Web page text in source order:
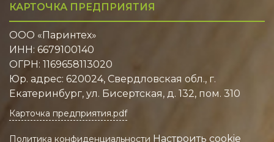
КАРТОЧКА ПРЕДПРИЯТИЯ
ООО «Паринтех»
ИНН: 6679100140
ОГРН: 1169658113020
Юр. адрес: 620024, Свердловская обл., г.
Екатеринбург, ул. Бисертская, д. 132, пом. 310
Карточка предприятия.pdf
Политика конфиденциальности Настроить cookie